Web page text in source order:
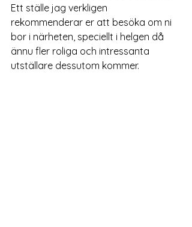
Ett ställe jag verkligen
rekommenderar er att besöka om ni
bor i närheten, speciellt i helgen då
ännu fler roliga och intressanta
utställare dessutom kommer.